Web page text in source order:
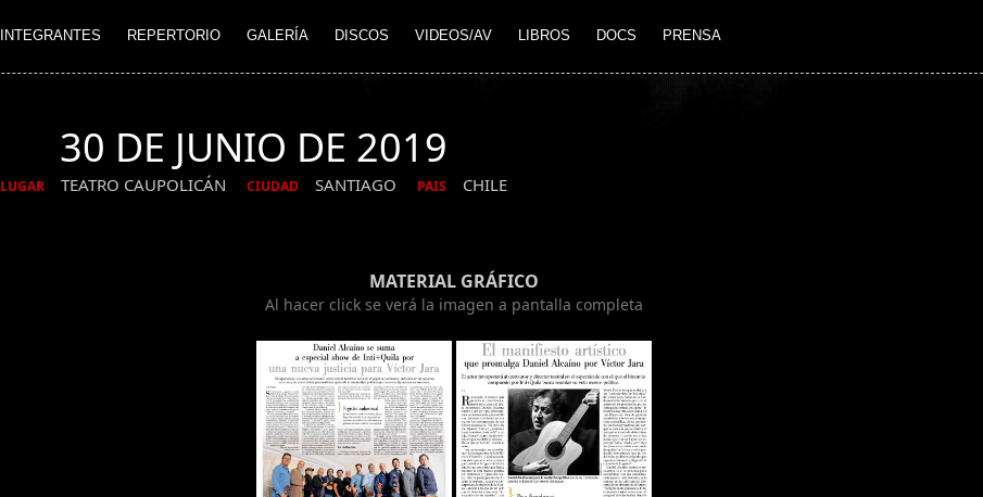
INTEGRANTES REPERTORIO GALERÍA DISCOS VIDEOS/AV LIBROS DOCS PRENSA
30 DE JUNIO DE 2019
LUGAR TEATRO CAUPOLICÁN CIUDAD SANTIAGO PAIS CHILE
MATERIAL GRÁFICO
Al hacer click se verá la imagen a pantalla completa